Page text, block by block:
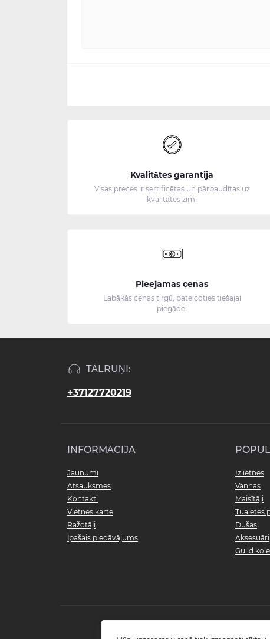
Kvalitātes garantija
Visas preces ir sertificētas un pārbaudītas uz
kvalitātes zīmi
Pieejamas cenas
Labākās cenas tirgū, pateicoties tiešajai
piegādei
TĀLRUŅI:
+37127720219
INFORMĀCIJA
Jaunumi
Atsauksmes
Kontakti
Vietnes karte
Ražotāji
Īpašais piedāvājums
Izlietnes
Vannas
Maisītāji
Tualetes
Dušas
Aksesuāri
Guild